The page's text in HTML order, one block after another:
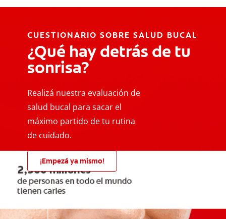
CUESTIONARIO SOBRE SALUD BUCAL
¿Qué hay detrás de tu
sonrisa?
Realizá nuestra evaluación de
salud bucal para sacar el
máximo partido de tu rutina
de cuidado.
¡Empezá ya mismo!